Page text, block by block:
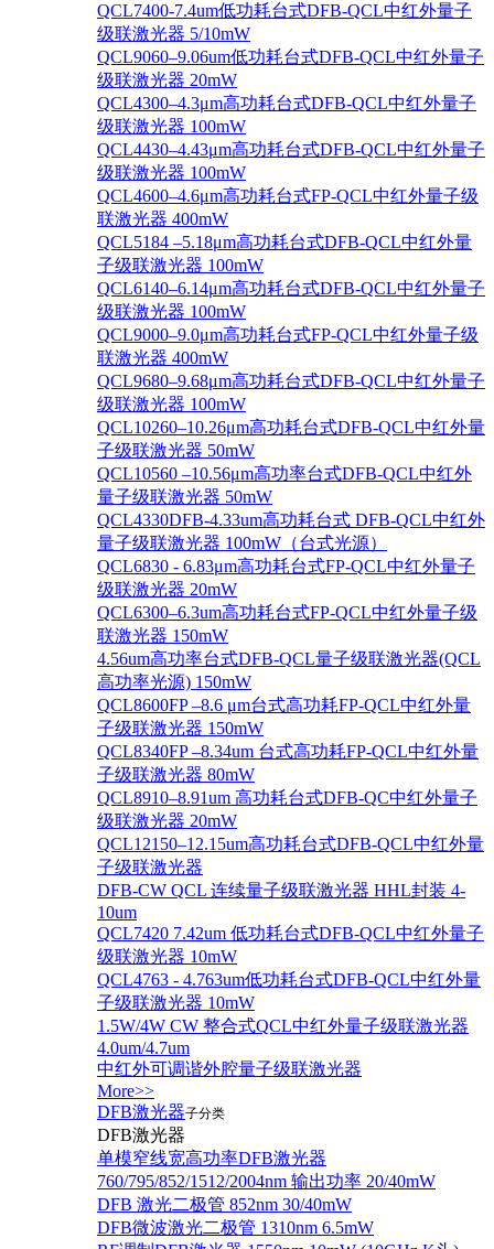
QCL7400-7.4um低功耗台式DFB-QCL中红外量子
级联激光器 5/10mW
QCL9060–9.06um低功耗台式DFB-QCL中红外量子
级联激光器 20mW
QCL4300–4.3μm高功耗台式DFB-QCL中红外量子
级联激光器 100mW
QCL4430–4.43μm高功耗台式DFB-QCL中红外量子
级联激光器 100mW
QCL4600–4.6μm高功耗台式FP-QCL中红外量子级
联激光器 400mW
QCL5184 –5.18μm高功耗台式DFB-QCL中红外量
子级联激光器 100mW
QCL6140–6.14μm高功耗台式DFB-QCL中红外量子
级联激光器 100mW
QCL9000–9.0μm高功耗台式FP-QCL中红外量子级
联激光器 400mW
QCL9680–9.68μm高功耗台式DFB-QCL中红外量子
级联激光器 100mW
QCL10260–10.26μm高功耗台式DFB-QCL中红外量
子级联激光器 50mW
QCL10560 –10.56μm高功率台式DFB-QCL中红外
量子级联激光器 50mW
QCL4330DFB-4.33um高功耗台式 DFB-QCL中红外
量子级联激光器 100mW（台式光源）
QCL6830 - 6.83μm高功耗台式FP-QCL中红外量子
级联激光器 20mW
QCL6300–6.3um高功耗台式FP-QCL中红外量子级
联激光器 150mW
4.56um高功率台式DFB-QCL量子级联激光器(QCL
高功率光源) 150mW
QCL8600FP –8.6 μm台式高功耗FP-QCL中红外量
子级联激光器 150mW
QCL8340FP –8.34um 台式高功耗FP-QCL中红外量
子级联激光器 80mW
QCL8910–8.91um 高功耗台式DFB-QC中红外量子
级联激光器 20mW
QCL12150–12.15um高功耗台式DFB-QCL中红外量
子级联激光器
DFB-CW QCL 连续量子级联激光器 HHL封装 4-
10um
QCL7420 7.42um 低功耗台式DFB-QCL中红外量子
级联激光器 10mW
QCL4763 - 4.763um低功耗台式DFB-QCL中红外量
子级联激光器 10mW
1.5W/4W CW 整合式QCL中红外量子级联激光器
4.0um/4.7um
中红外可调谐外腔量子级联激光器
More>>
DFB激光器子分类
DFB激光器
单模窄线宽高功率DFB激光器
760/795/852/1512/2004nm 输出功率 20/40mW
DFB 激光二极管 852nm 30/40mW
DFB微波激光二极管 1310nm 6.5mW